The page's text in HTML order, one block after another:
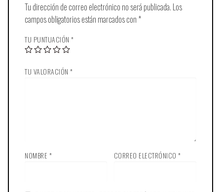
Tu dirección de correo electrónico no será publicada. Los
campos obligatorios están marcados con *
TU PUNTUACIÓN *
TU VALORACIÓN *
NOMBRE * CORREO ELECTRÓNICO*